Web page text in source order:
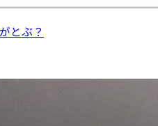
とぶ？